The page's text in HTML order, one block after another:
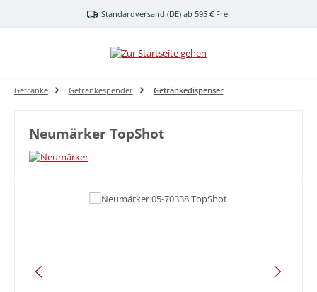
Zum Hauptinhalt springenStandardversand (DE) ab 595 € Frei
Getränke Getränkespender Getränkedispenser
Neumärker TopShot
Bildergalerie überspringen